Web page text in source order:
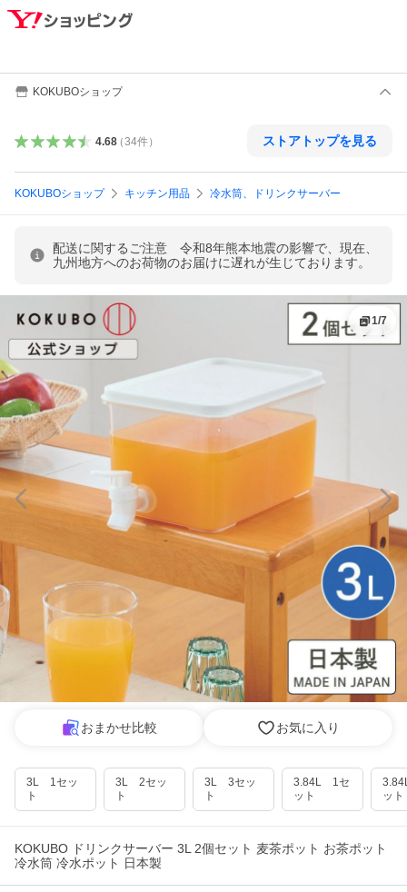
KOKUBOショップ
4.68（34件） ストアトップを見る
KOKUBOショップ キッチン用品 冷水筒、ドリンクサーバー
配送に関するご注意 令和8年熊本地震の影響で、現在、
九州地方へのお荷物のお届けに遅れが生じております。
1/7
おまかせ比較 お気に入り
3L 1セッ
ト
3L 2セッ
ト
3L 3セッ
ト
3.84L 1セ
ット
ット
KOKUBO ドリンクサーバー 3L 2個セット 麦茶ポット お茶ポット
冷水筒 冷水ポット 日本製